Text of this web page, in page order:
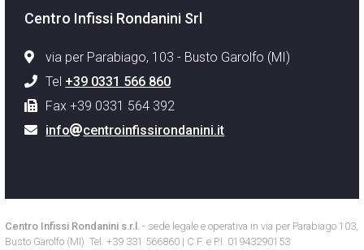
Centro Infissi Rondanini Srl
via per Parabiago, 103 - Busto Garolfo (MI)
Tel +39 0331 566 860
Fax +39 0331 564 392
info
centroinfissirondanini.it
Centro Infissi Rondanini s.r.l. - sede legale e operativa in via per Parabiago 103,
Busto Garolfo (MI). Tel. +39 331 566860 | C.F. e P.I. 01943290153